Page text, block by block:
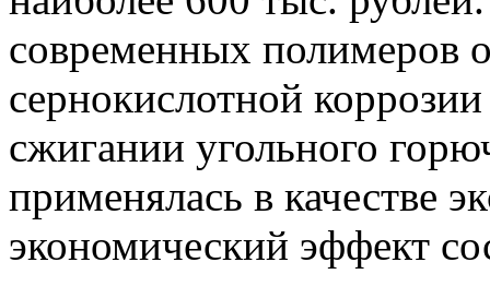
современных полимеров
сернокислотной
сжигании угольного
применялась в качестве
экономический эффект